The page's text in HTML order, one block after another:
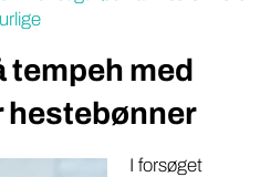
tempeh med
hestebønner
I forsøget